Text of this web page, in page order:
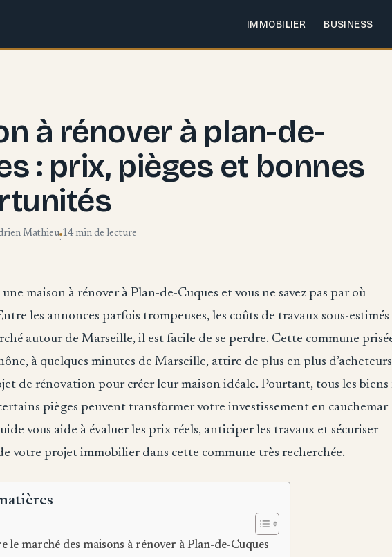
IMMOBILIER BUSINESS
à rénover à plan-de-
: prix, pièges et bonnes
Mathieu
·
14 min de lecture
maison à rénover à Plan-de-Cuques et vous ne savez pas par où
les annonces parfois trompeuses, les coûts de travaux sous-
autour de Marseille, il est facile de se perdre. Cette commune
à quelques minutes de Marseille, attire de plus en plus
de rénovation pour créer leur maison idéale. Pourtant, tous les biens
pièges peuvent transformer votre investissement en cauchemar
vous aide à évaluer les prix réels, anticiper les travaux et sécuriser
votre projet immobilier dans cette commune très recherchée.
le marché des maisons à rénover à Plan-de-Cuques